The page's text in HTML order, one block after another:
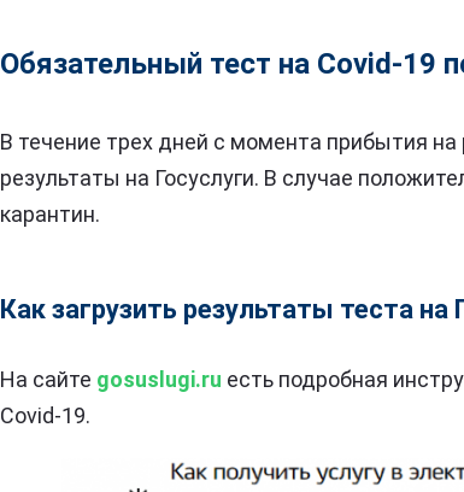
Обязательный тест на Covid-19
В течение трех дней с момента прибытия на
результаты на Госуслуги. В случае
карантин.
Как загрузить результаты теста на
На сайте gosuslugi.ru есть подробная
Covid-19.